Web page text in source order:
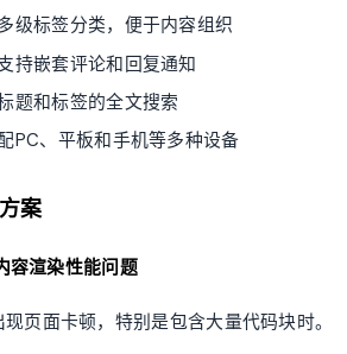
级标签分类，便于内容组织
持嵌套评论和回复通知
题和标签的全文搜索
PC、平板和手机等多种设备
案
渲染性能问题
页面卡顿，特别是包含大量代码块时。